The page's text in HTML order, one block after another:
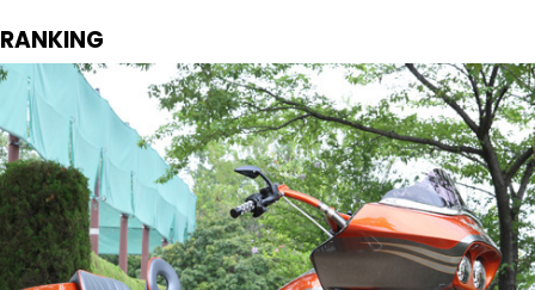
RANKING